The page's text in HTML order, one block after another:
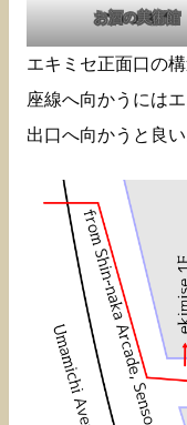
お酒の美術館
エキミセ正面口の
座線へ向かうには
出口へ向かうと良い